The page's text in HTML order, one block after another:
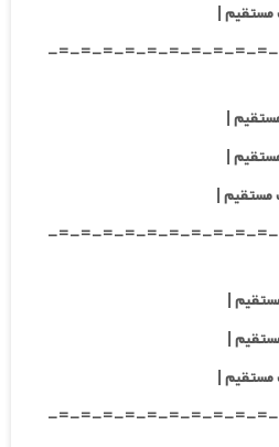
-=-=-=-=-=-=-=-=-=-
-=-=-=-=-=-=-=-=-=-
-=-=-=-=-=-=-=-=-=-